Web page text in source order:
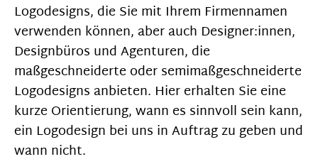
Logodesigns, die Sie mit Ihrem Firmennamen
verwenden können, aber auch Designer:innen,
Designbüros und Agenturen, die
maßgeschneiderte oder semimaßgeschneiderte
Logodesigns anbieten. Hier erhalten Sie eine
kurze Orientierung, wann es sinnvoll sein kann,
ein Logodesign bei uns in Auftrag zu geben und
wann nicht.